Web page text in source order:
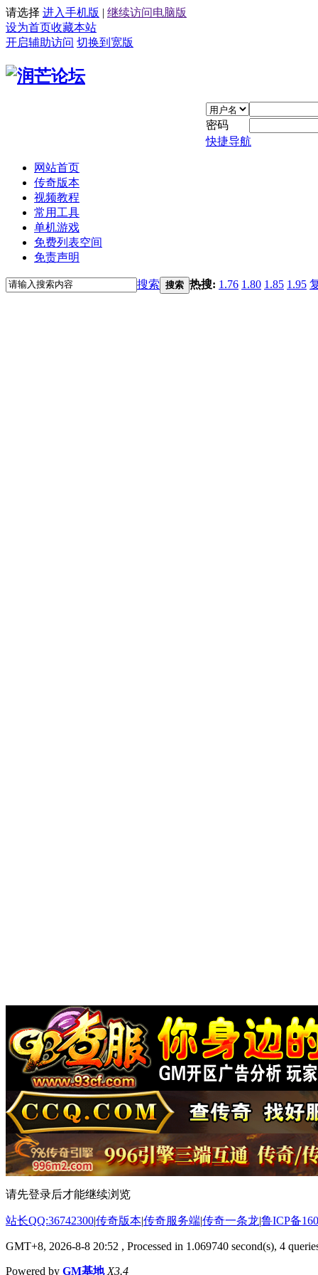
请选择 进入手机版 | 继续访问电脑版
设为首页收藏本站
开启辅助访问 切换到宽版
密码
快捷导航
网站首页
传奇版本
视频教程
常用工具
单机游戏
免费列表空间
免责声明
搜索 搜索 热搜: 1.76 1.80 1.85 1.95
请先登录后才能继续浏览
站长QQ:36742300|传奇版本|传奇服务端|传奇一条龙|鲁ICP备
GMT+8, 2026-8-8 20:52 , Processed in 1.069740 second(s), 4
Powered by GM基地 X3.4